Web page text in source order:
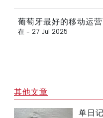
葡萄牙最好的移动运
在 - 27 Jul 2025
其他文章
单日